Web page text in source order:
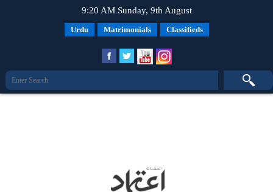
9:20 AM Sunday, 9th August
Urdu Matrimonials Classifieds